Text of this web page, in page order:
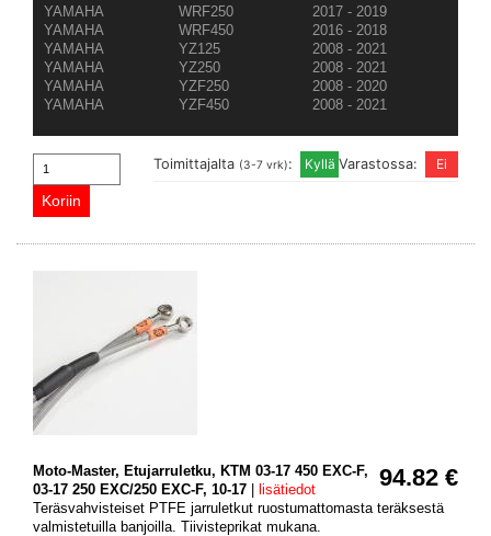
YAMAHA
WRF250
2017 - 2019
YAMAHA
WRF450
2016 - 2018
YAMAHA
YZ125
2008 - 2021
YAMAHA
YZ250
2008 - 2021
YAMAHA
YZF250
2008 - 2020
YAMAHA
YZF450 2008 - 2021
Varastossa:
Toimittajalta (3-7 vrk):
94.82 €
Moto-Master, Etujarruletku, KTM 03-17 450 EXC-F,
03-17 250 EXC/250 EXC-F, 10-17 | lisätiedot
Teräsvahvisteiset PTFE jarruletkut ruostumattomasta teräksestä
valmistetuilla banjoilla. Tiivisteprikat mukana.